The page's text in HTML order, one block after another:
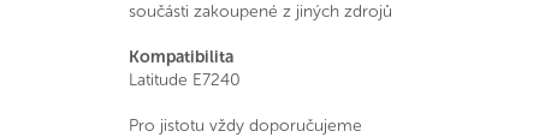
součásti zakoupené z jiných zdrojů
Kompatibilita
Latitude E7240
Pro jistotu vždy doporučujeme